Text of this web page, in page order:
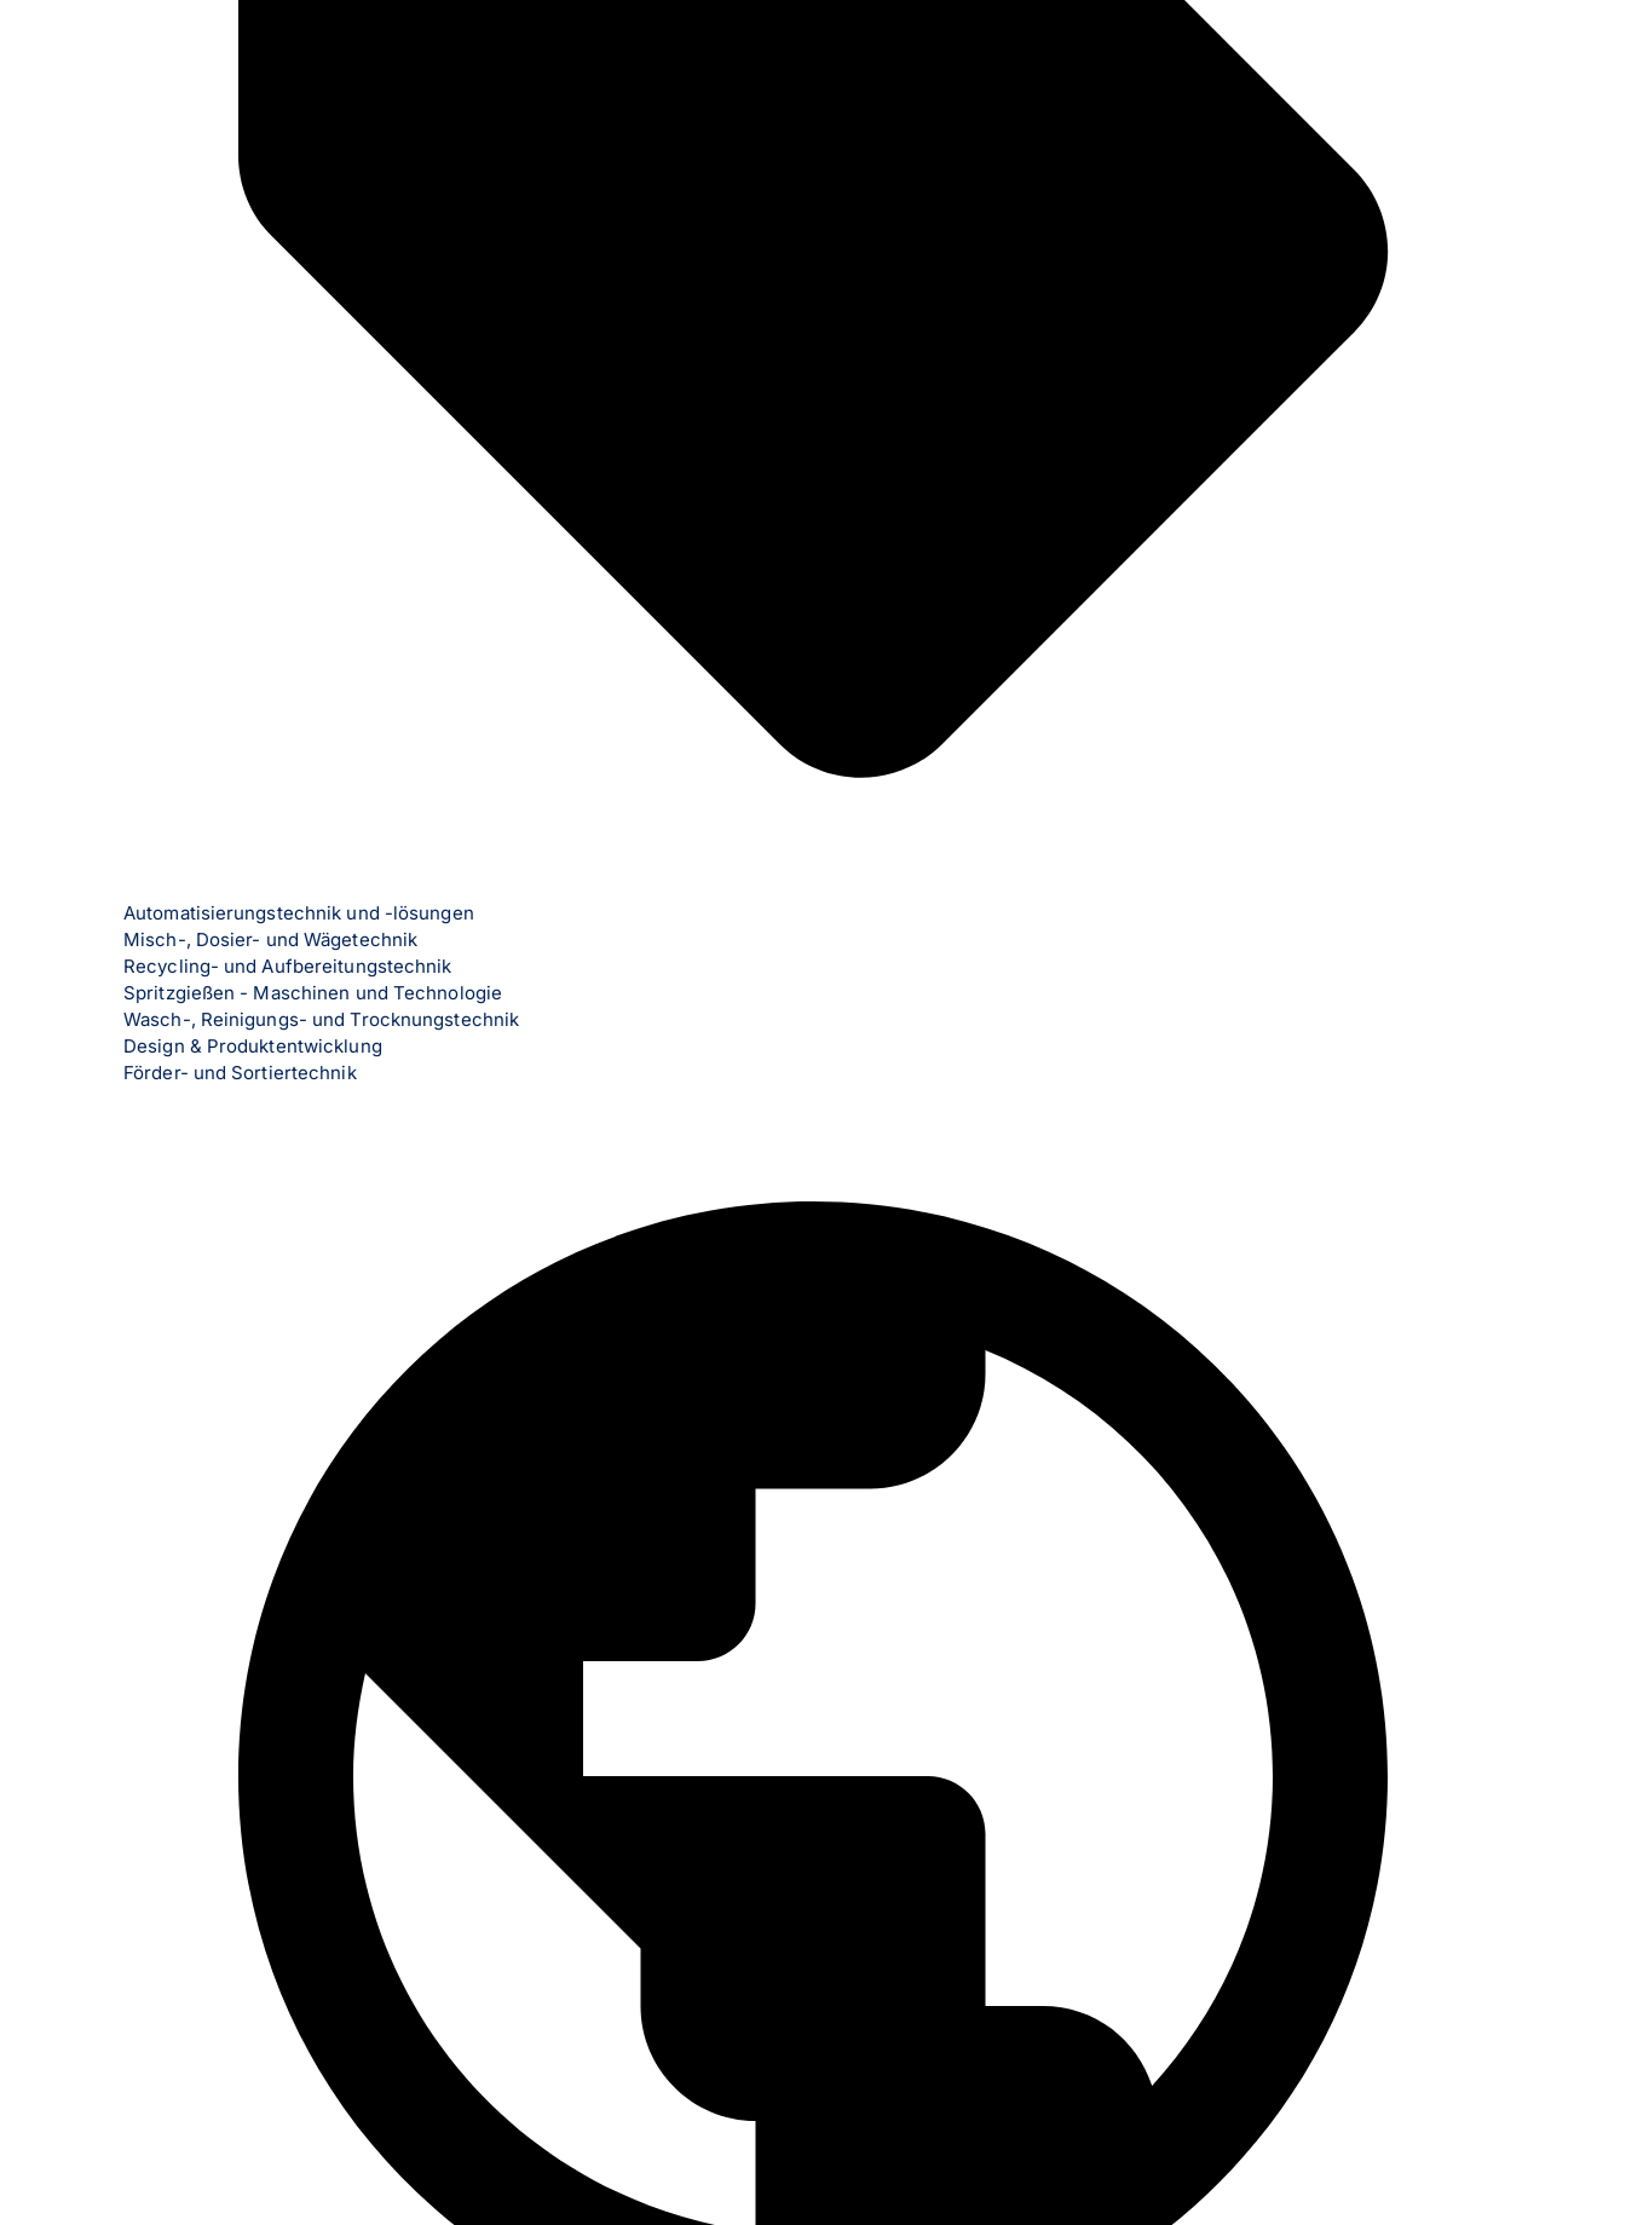
Automatisierungstechnik und -lösungen
Misch-, Dosier- und Wägetechnik
Recycling- und Aufbereitungstechnik
Spritzgießen - Maschinen und Technologie
Wasch-, Reinigungs- und Trocknungstechnik
Design & Produktentwicklung
Förder- und Sortiertechnik